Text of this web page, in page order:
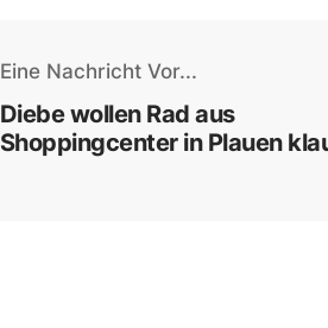
Eine Nachricht Vor...
Diebe wollen Rad aus
Shoppingcenter in Plauen